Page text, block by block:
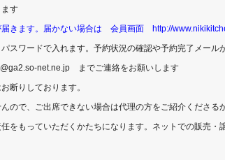
す
きます。届かない場合は 会員画面
http://
スワードで入れます。予約状況の確認や予約完了メール
net.ne.jp までご連絡をお願いします
断りしております。
ので、ご出席できない場合は代理の方をご紹介くださ
をもっていただくかたちになります。ネットでの販売・